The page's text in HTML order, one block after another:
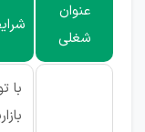
عنوان
شغلی
با